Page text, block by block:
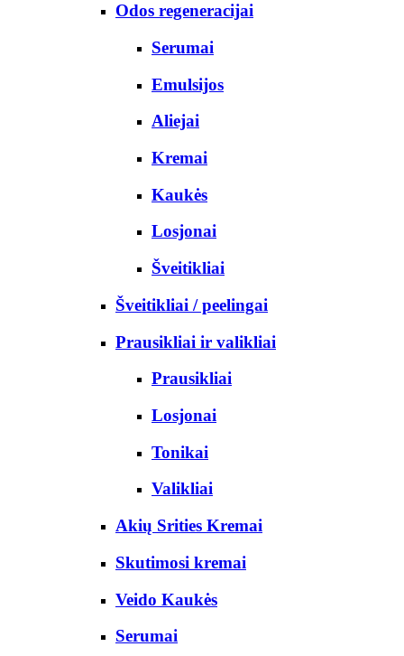
Odos regeneracijai
Serumai
Emulsijos
Aliejai
Kremai
Kaukės
Losjonai
Šveitikliai
Šveitikliai / peelingai
Prausikliai ir valikliai
Prausikliai
Losjonai
Tonikai
Valikliai
Akių Srities Kremai
Skutimosi kremai
Veido Kaukės
Serumai